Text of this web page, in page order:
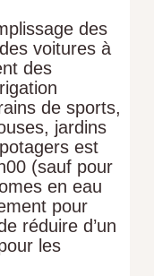
des
voitures à
des
de sports,
jardins
est
(sauf pour
en eau
pour
réduire d’un
les